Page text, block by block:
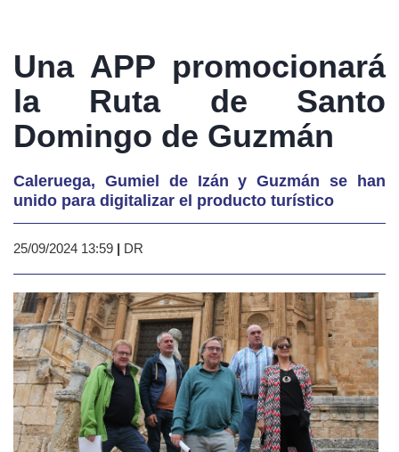
Una APP promocionará
la Ruta de Santo
Domingo de Guzmán
Caleruega, Gumiel de Izán y Guzmán se han
unido para digitalizar el producto turístico
25/09/2024 13:59 | DR